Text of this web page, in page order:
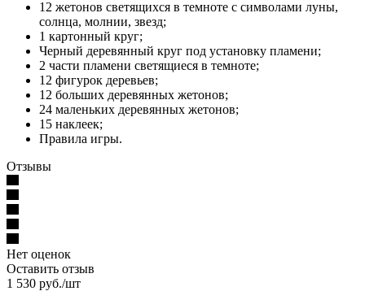
12 жетонов светящихся в темноте с символами луны,
солнца, молнии, звезд;
1 картонный круг;
Черный деревянный круг под установку пламени;
2 части пламени светящиеся в темноте;
12 фигурок деревьев;
12 больших деревянных жетонов;
24 маленьких деревянных жетонов;
15 наклеек;
Правила игры.
Отзывы
Нет оценок
Оставить отзыв
1 530 руб./шт